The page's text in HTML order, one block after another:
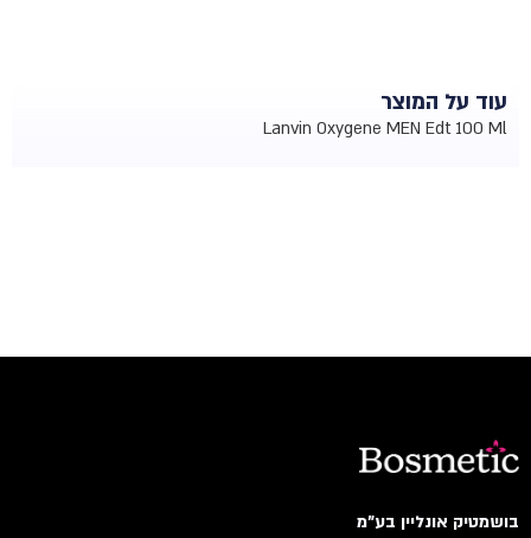
עוד על המוצר
Lanvin Oxygene MEN Edt 100 Ml
בושמטיק אונליין בע"מ